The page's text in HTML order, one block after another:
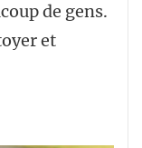
de gens.
et